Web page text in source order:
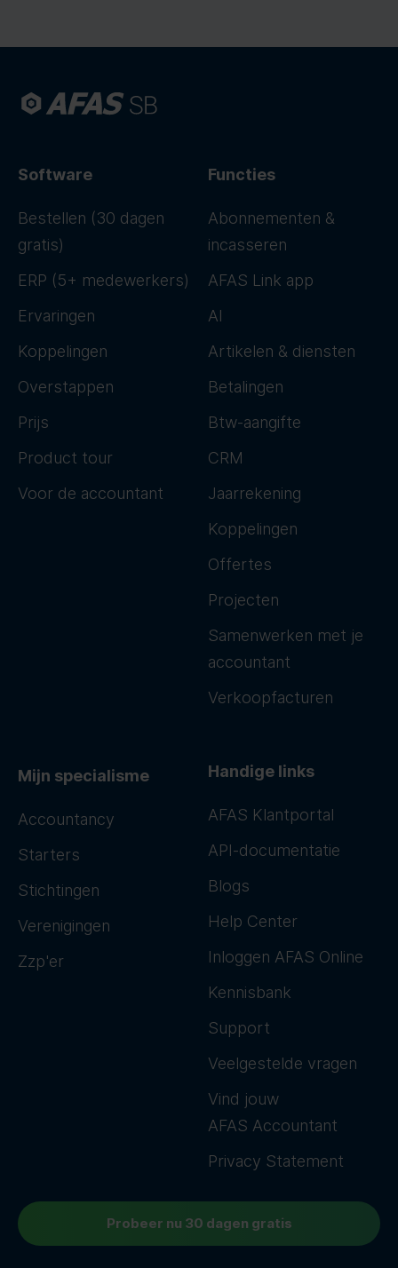
Software
Bestellen (30 dagen
gratis)
ERP (5+ medewerkers)
Ervaringen
Koppelingen
Overstappen
Prijs
Product tour
Voor de accountant
Functies
Abonnementen &
incasseren
AFAS Link app
AI
Artikelen & diensten
Betalingen
Btw-aangifte
CRM
Jaarrekening
Koppelingen
Offertes
Projecten
Samenwerken met je
accountant
Verkoopfacturen
Mijn specialisme
Accountancy
Starters
Stichtingen
Verenigingen
Zzp'er
Handige links
AFAS Klantportal
API-documentatie
Blogs
Help Center
Inloggen AFAS Online
Kennisbank
Support
Veelgestelde vragen
Vind jouw
AFAS Accountant
Privacy Statement
Probeer nu 30 dagen gratis